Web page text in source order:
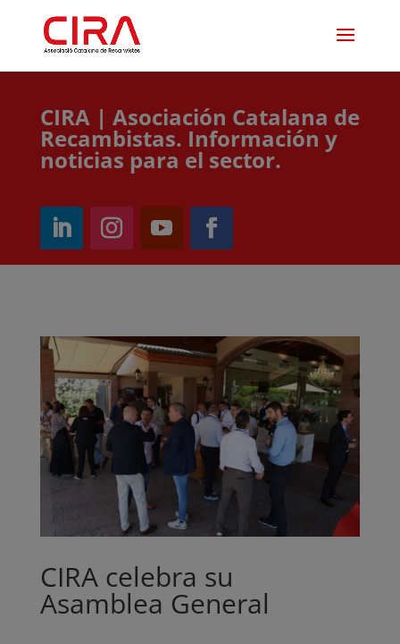
CIRA | Asociación Catalana de
Recambistas. Información y
noticias para el sector.
CIRA celebra su
Asamblea General